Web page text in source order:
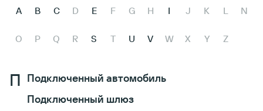
A B C D E F G H I J K L N
O P Q R S T U V W X Y Z
П Подключенный автомобиль
Подключенный шлюз